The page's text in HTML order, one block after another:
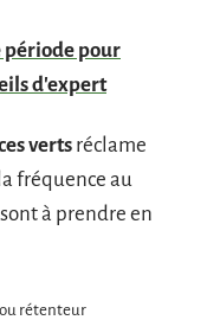
pour
d'expert
verts réclame
fréquence au
à prendre en
rétenteur